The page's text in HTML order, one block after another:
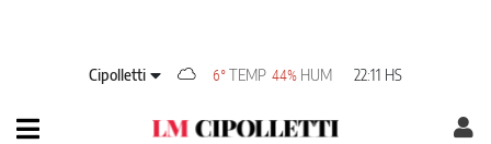
Cipolletti 6° TEMP 44% HUM 22:11 HS